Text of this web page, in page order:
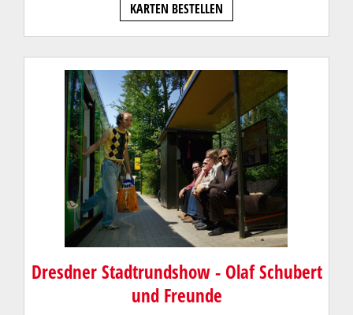
KARTEN BESTELLEN
Dresdner Stadtrundshow - Olaf Schubert
und Freunde